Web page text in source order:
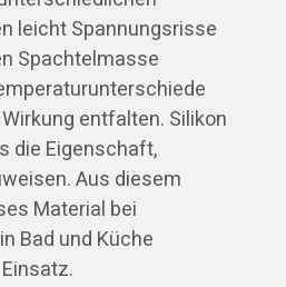
leicht Spannungsrisse
Spachtelmasse
entfalten. Silikon
die Eigenschaft,
Aus diesem
Material bei
Bad und Küche